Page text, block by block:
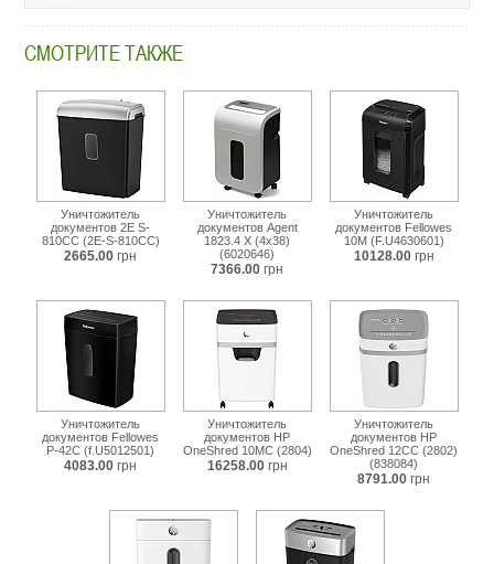
СМОТРИТЕ ТАКЖЕ
Уничтожитель
документов 2E S-
810CC (2E-S-810CC)
2665.00 грн
Уничтожитель
документов Agent
1823.4 X (4х38)
(6020646)
7366.00 грн
Уничтожитель
документов Fellowes
10M (F.U4630601)
10128.00 грн
Уничтожитель
документов Fellowes
Р-42C (f.U5012501)
4083.00 грн
Уничтожитель
документов HP
OneShred 10MC (2804)
16258.00 грн
Уничтожитель
документов HP
OneShred 12CC (2802)
(838084)
8791.00 грн